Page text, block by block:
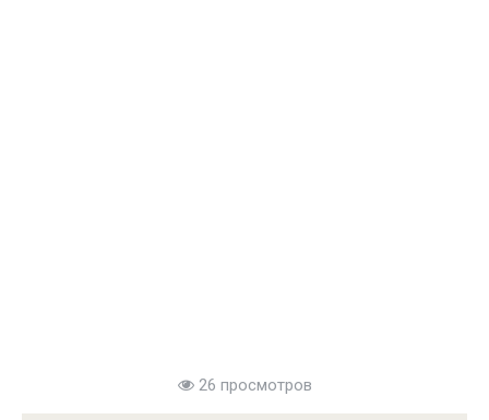
26 просмотров